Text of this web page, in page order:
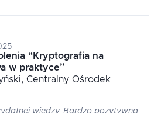
“Kryptografia na
w praktyce”
, Centralny Ośrodek
wiedzy. Bardzo pozytywna